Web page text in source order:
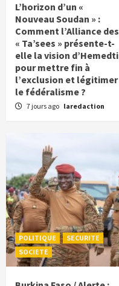
L’horizon d’un «
Nouveau Soudan » :
Comment l’Alliance des
« Ta’sees » présente-t-
elle la vision d’Hemedti
pour mettre fin à
l’exclusion et légitimer
le fédéralisme ?
7 jours ago laredaction
POLITIQUE
SECURITE
SOCIETE